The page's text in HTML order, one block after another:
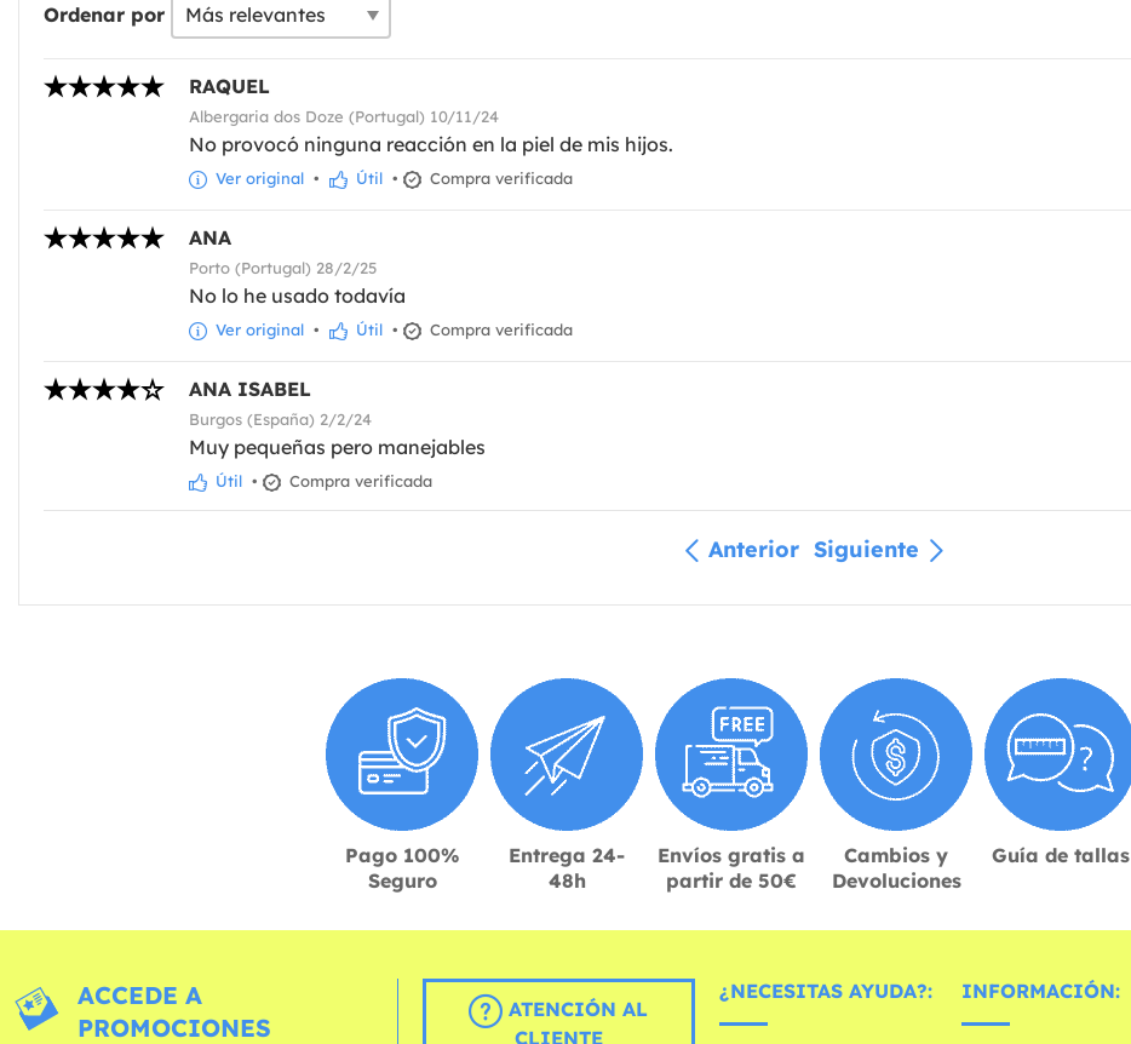
Ordenar por
RAQUEL
Albergaria dos Doze (Portugal) 10/11/24
No provocó ninguna reacción en la piel de mis hijos.
Ver original • Útil • Compra verificada
ANA
Porto (Portugal) 28/2/25
No lo he usado todavía
Ver original • Útil • Compra verificada
ANA ISABEL
Burgos (España) 2/2/24
Muy pequeñas pero manejables
Útil • Compra verificada
Anterior Siguiente
Pago 100%
Seguro
Entrega 24-
48h
Envíos gratis a
partir de 50€
Cambios y
Devoluciones
Guía de tallas
ACCEDE A
PROMOCIONES
ATENCIÓN AL
CLIENTE
¿NECESITAS AYUDA?: INFORMACIÓN: